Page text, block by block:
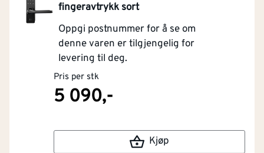
fingeravtrykk sort
Oppgi postnummer for å se om
denne varen er tilgjengelig for
levering til deg.
Pris per stk
5 090,-
Kjøp